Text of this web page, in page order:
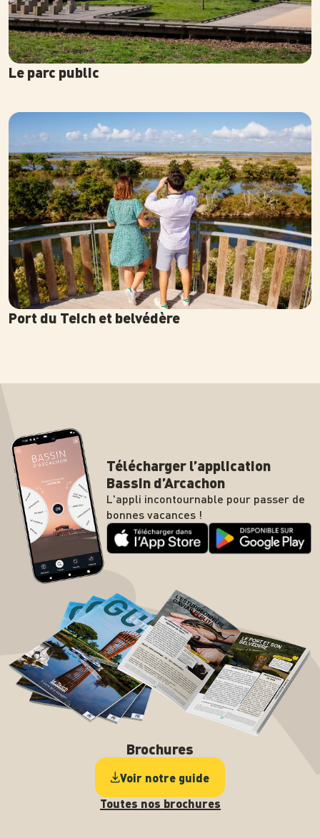
Le parc public
Port du Teich et belvédère
Photo
Télécharger l’application
Bassin d’Arcachon
L'appli incontournable pour passer de
bonnes vacances !
Brochures
Voir notre guide
Toutes nos brochures